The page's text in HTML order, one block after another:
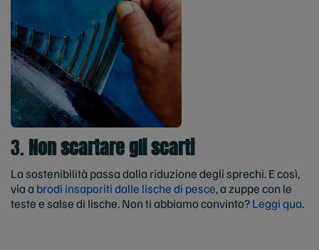
3.Non scartare gli scarti
La sostenibilità passa dalla riduzione degli sprechi. E così,
via a brodi insaporiti dalle lische di pesce, a zuppe con le
teste e salse di lische. Non ti abbiamo convinto?Leggi qua.